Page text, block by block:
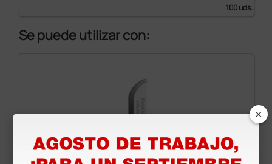
100 uds.
Se puede utilizar con:
×